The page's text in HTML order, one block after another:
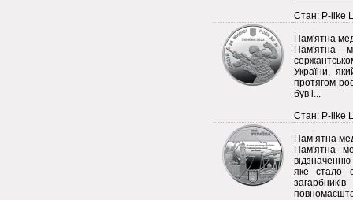
Стан: P-like
Пам'ятна
Пам'ятна
України,
протягом
був і...
Стан: P-like
Пам’ятна
Пам'ятна
відзначенню
яке стало